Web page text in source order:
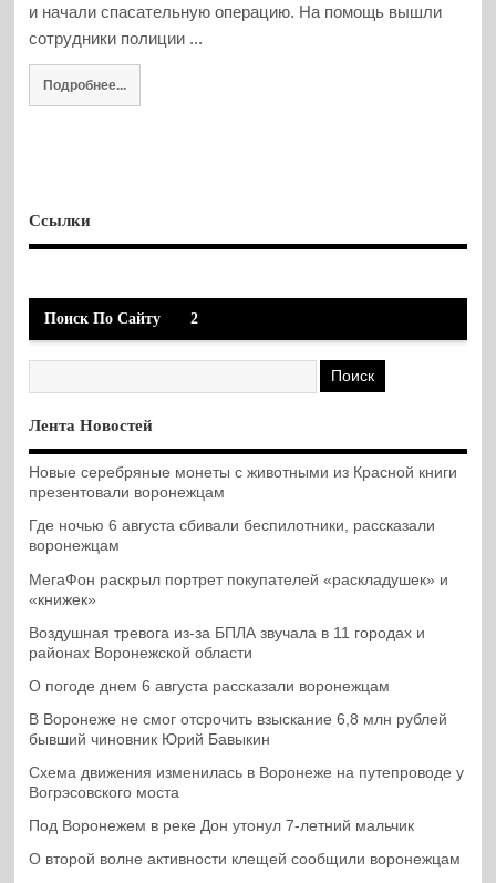
и начали спасательную операцию. На помощь вышли
сотрудники полиции ...
Подробнее...
Ссылки
Поиск По Сайту 2
Лента Новостей
Новые серебряные монеты с животными из Красной книги
презентовали воронежцам
Где ночью 6 августа сбивали беспилотники, рассказали
воронежцам
МегаФон раскрыл портрет покупателей «раскладушек» и
«книжек»
Воздушная тревога из-за БПЛА звучала в 11 городах и
районах Воронежской области
О погоде днем 6 августа рассказали воронежцам
В Воронеже не смог отсрочить взыскание 6,8 млн рублей
бывший чиновник Юрий Бавыкин
Схема движения изменилась в Воронеже на путепроводе у
Вогрэсовского моста
Под Воронежем в реке Дон утонул 7-летний мальчик
О второй волне активности клещей сообщили воронежцам